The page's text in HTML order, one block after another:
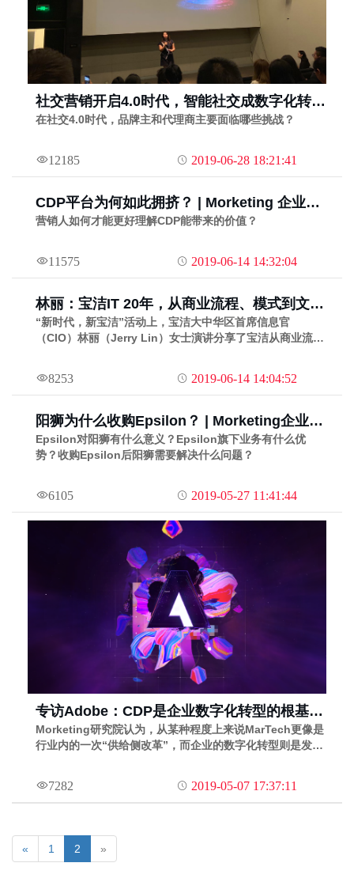
社交营销开启4.0时代，智能社交成数字化转型
新趋势
在社交4.0时代，品牌主和代理商主要面临哪些挑战？
12185 2019-06-28 18:21:41
CDP平台为何如此拥挤？ | Morketing 企业数
字化①
营销人如何才能更好理解CDP能带来的价值？
11575 2019-06-14 14:32:04
林丽：宝洁IT 20年，从商业流程、模式到文化
的数字化变革 | Morketing企业数字化④
“新时代，新宝洁”活动上，宝洁大中华区首席信息官
（CIO）林丽（Jerry Lin）女士演讲分享了宝洁从商业流程
8253
2019-06-14 14:04:52
阳狮为什么收购Epsilon？ | Morketing企业数
字化②
Epsilon对阳狮有什么意义？Epsilon旗下业务有什么优
势？收购Epsilon后阳狮需要解决什么问题？
6105 2019-05-27 11:41:44
专访Adobe：CDP是企业数字化转型的根基，
但不是首要挑战 | Morketing企业数字化③
Morketing研究院认为，从某种程度上来说MarTech更像是
行业内的一次“供给侧改革”，而企业的数字化转型则是发生
7282
2019-05-07 17:37:11
« 1 2 »